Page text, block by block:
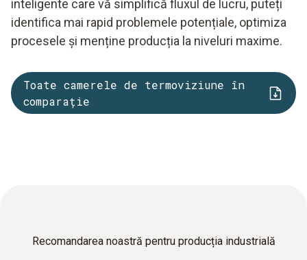
inteligente care vă simplifică fluxul de lucru, puteți
identifica mai rapid problemele potențiale, optimiza
procesele și menține producția la niveluri maxime.
Toate camerele de termoviziune în
comparație
Recomandarea noastră pentru producția industrială